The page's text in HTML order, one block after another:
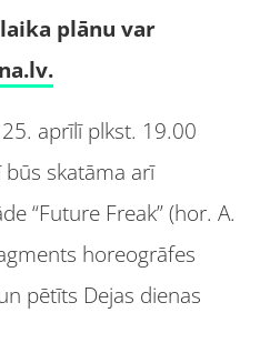
plānu var
aprīlī plkst. 19.00
skatāma arī
“Future Freak” (hor. A.
horeogrāfes
pētīts Dejas dienas